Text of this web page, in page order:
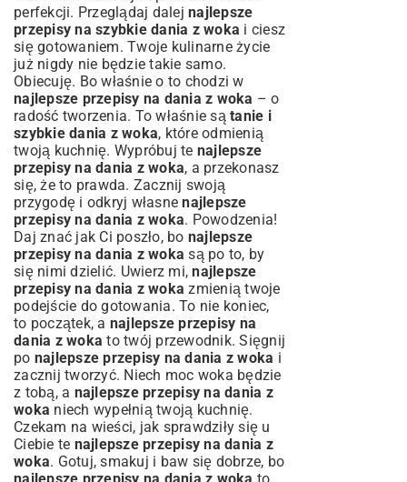
perfekcji. Przeglądaj dalej najlepsze
przepisy na szybkie dania z woka i ciesz
się gotowaniem. Twoje kulinarne życie
już nigdy nie będzie takie samo.
Obiecuję. Bo właśnie o to chodzi w
najlepsze przepisy na dania z woka – o
radość tworzenia. To właśnie są tanie i
szybkie dania z woka, które odmienią
twoją kuchnię. Wypróbuj te najlepsze
przepisy na dania z woka, a przekonasz
się, że to prawda. Zacznij swoją
przygodę i odkryj własnenajlepsze
przepisy na dania z woka. Powodzenia!
Daj znać jak Ci poszło, bo najlepsze
przepisy na dania z woka są po to, by
się nimi dzielić. Uwierz mi,najlepsze
przepisy na dania z woka zmienią twoje
podejście do gotowania. To nie koniec,
to początek, a najlepsze przepisy na
dania z woka to twój przewodnik. Sięgnij
po najlepsze przepisy na dania z woka i
zacznij tworzyć. Niech moc woka będzie
z tobą, a najlepsze przepisy na dania z
woka niech wypełnią twoją kuchnię.
Czekam na wieści, jak sprawdziły się u
Ciebie te najlepsze przepisy na dania z
woka. Gotuj, smakuj i baw się dobrze, bo